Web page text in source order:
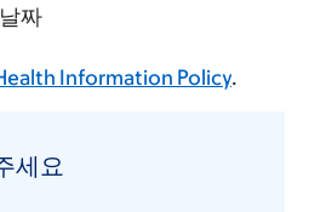
짜
Information Policy.
세요